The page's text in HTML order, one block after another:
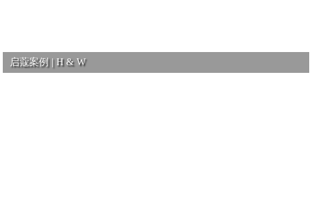
启蔻案例 | H & W